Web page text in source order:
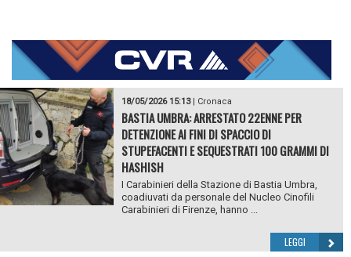
18/05/2026 15:13| Cronaca
BASTIA UMBRA: ARRESTATO 22ENNE PER
DETENZIONE AI FINI DI SPACCIO DI
STUPEFACENTI E SEQUESTRATI 100 GRAMMI DI
HASHISH
I Carabinieri della Stazione di Bastia Umbra,
coadiuvati da personale del Nucleo Cinofili
Carabinieri di Firenze, hanno ...
LEGGI